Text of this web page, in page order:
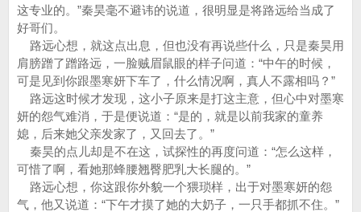
这专业的。”秦昊毫不避讳的说道，很明显是将路远给当成了
好哥们。
路远心想，就这点出息，但也没有再说些什么，只是秦昊用
肩膀蹭了蹭路远，一脸贼眉鼠眼的样子问道：“中午的时候，
可是见到你跟墨寒妍下车了，什么情况啊，真人不露相吗？”
路远这时候才发现，这小子原来是打这主意，但心中对墨寒
妍的怨气难消，于是便说道：“是的，就是以前我家的童养
媳，后来她父亲发家了，又回去了。”
秦昊的点儿却是不在这，试探性的再度问道：“怎么这样，
可惜了啊，看她那蜂腰翘臀肥乳大长腿的。”
路远心想，你这跟你外貌一个猥琐样，出于对墨寒妍的怨
气，他又说道：“下午才摸了她的大奶子，一只手都抓不住。”